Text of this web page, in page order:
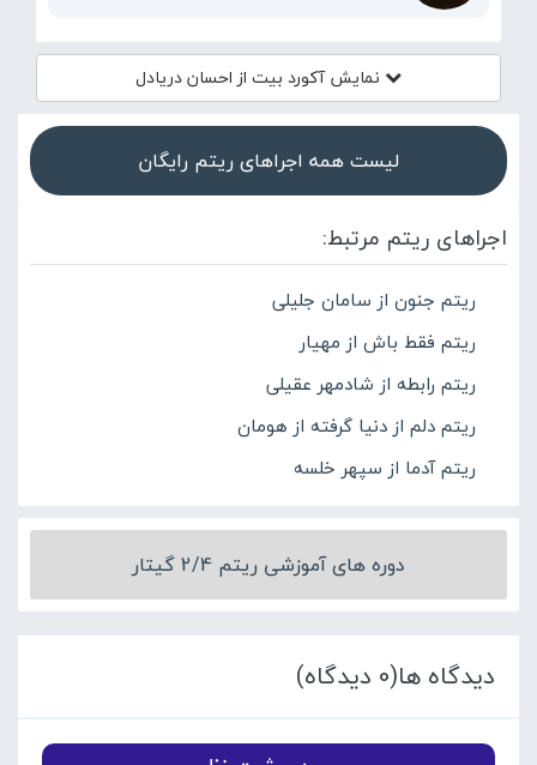
نمایش آکورد بیت از احسان دریادل
لیست همه اجراهای ریتم رایگان
اجراهای ریتم مرتبط:
ریتم جنون از سامان جلیلی
ریتم فقط باش از مهیار
ریتم رابطه از شادمهر عقیلی
ریتم دلم از دنیا گرفته از هومان
ریتم آدما از سپهر خلسه
دوره های آموزشی ریتم 2/4 گیتار
دیدگاه ها(0 دیدگاه)